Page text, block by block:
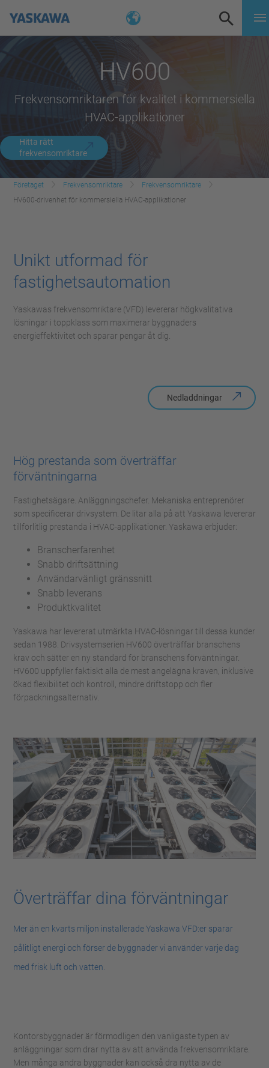
HV600
Frekvensomriktaren för kvalitet i kommersiella
HVAC-applikationer
Hitta rätt
frekvensomriktare
Företaget Frekvensomriktare
Frekvensomriktare
HV600-drivenhet för kommersiella HVAC-applikationer
Unikt utformad för
fastighetsautomation
Yaskawas frekvensomriktare (VFD) levererar högkvalitativa
lösningar i toppklass som maximerar byggnaders
energieffektivitet och sparar pengar åt dig.
Nedladdningar
Hög prestanda som överträffar
förväntningarna
Fastighetsägare. Anläggningschefer. Mekaniska entreprenörer
som specificerar drivsystem. De litar alla på att Yaskawa levererar
tillförlitlig prestanda i HVAC-applikationer. Yaskawa erbjuder:
Branscherfarenhet
Snabb driftsättning
Användarvänligt gränssnitt
Snabb leverans
Produktkvalitet
Yaskawa har levererat utmärkta HVAC-lösningar till dessa kunder
sedan 1988. Drivsystemserien HV600 överträffar branschens
krav och sätter en ny standard för branschens förväntningar.
HV600 uppfyller faktiskt alla de mest angelägna kraven, inklusive
ökad flexibilitet och kontroll, mindre driftstopp och fler
förpackningsalternativ.
Överträffar dina förväntningar
Mer än en kvarts miljon installerade Yaskawa VFD:er sparar
pålitligt energi och förser de byggnader vi använder varje dag
med frisk luft och vatten.
Kontorsbyggnader är förmodligen den vanligaste typen av
anläggningar som drar nytta av att använda frekvensomriktare.
Men många andra byggnader kan också dra nytta av de